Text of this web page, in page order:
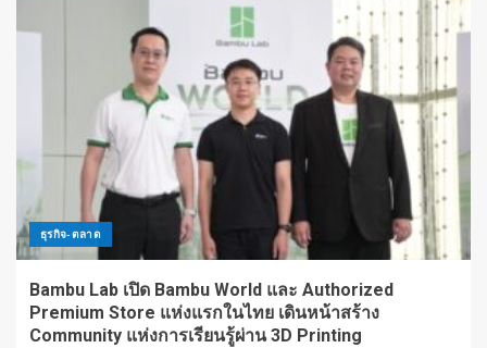
ธุรกิจ-ตลาด
Bambu Lab เปิด Bambu World และ Authorized
Premium Store แห่งแรกในไทย เดินหน้าสร้าง
Community แห่งการเรียนรู้ผ่าน 3D Printing